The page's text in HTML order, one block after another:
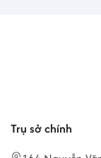
Trụ sở chính